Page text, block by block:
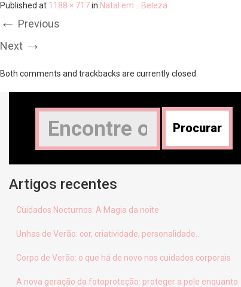
Published at 1188 × 717in Natal em… Beleza
← Previous
Next →
Both comments and trackbacks are currently closed.
Artigos recentes
Cuidados Nocturnos: A Magia da noite
Unhas de Verão: cor, criatividade, personalidade…
Corpo de Verão: o que há de novo nos cuidados corporais
A nova geração da fotoproteção: proteger a pele enquanto